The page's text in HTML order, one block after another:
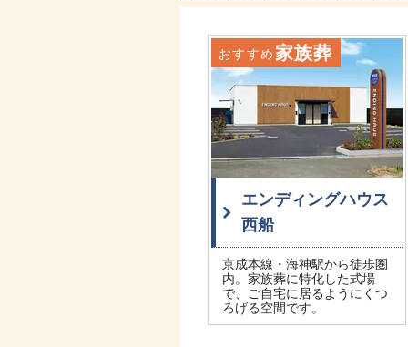
おすすめ 家族葬
エンディングハウス
西船
京成本線・海神駅から徒歩圏
内。家族葬に特化した式場
で、ご自宅に居るようにくつ
ろげる空間です。